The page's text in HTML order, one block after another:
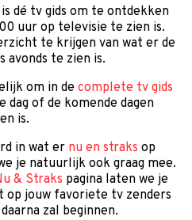
dé tv gids om te ontdekken
uur op televisie te zien is.
te krijgen van wat er de
avonds te zien is.
om in de complete tv gids
of de komende dagen
is.
in wat er nu en straks op
je natuurlijk ook graag mee.
& Straks pagina laten we je
op jouw favoriete tv zenders
zal beginnen.